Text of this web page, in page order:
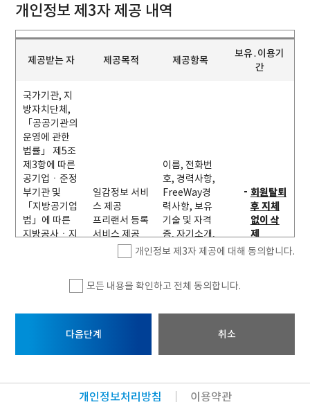
제3항에 의해 변경된 약관은 관련 법령에 특별한 규정 기타 부득
니합니다.
제3항에 따라 공지된 적용일자 이후에 회원이 명시적으로 거부
의사를 표명하지 않을 경우에는 개정된 약관에 동의하는 것으로
청할 수 있습니다. 제3항의 조치에도 불구하고 약관의 개정 사실
을 알지 못함으로써 발생하는 회원의 피해에 대하여 경기도는 책
임을 지지 않습니다.
본 약관에서 정하지 아니한 사항과 본 약관의 해석에 관하여는
「정보통신망 이용촉진 및 정보보호 등에 관한 법률」, 「경기
도 프리랜서 지원 조례」 등 관련 법령에 따릅니다.
제 4 조 (서비스의 중단 및 정보의 저장과 사용)
경기도는 천재지변 또는 이에 준하는 불가항력, 컴퓨터 등 정보
통신설비의 보수점검·교체, 고장, 통신의 두절 등의 사유가 발생
한 경우에는 서비스의 제공을 일시적으로 중단할 수 있습니다.
서비스 종목의 전환, 서비스의 종료 또는 포기 등의 이유로 서비
스를 제공할 수 없게 되는 경우에는 경기도는 제7조에 정한 방법
회원은 프리웨이에 보관되거나 전송된 게시물 등의 내용이 국가
보관되지 못하였거나 삭제된 경우, 전송되지 못한 경우 및 기타
통신 데이터의 손실이 있을 경우에 경기도는 관련 책임을 부담하
지 아니합니다.
회원가입을 희망하는 자는 경기도가 정한 가입양식에 따라 회원
정보를 기입한 후 본 약관에 동의한다는 의사표시를 함으로써 회
본인확인 정보(이름,
사명, 휴대전화번호,
중복가입확인정보
본인인증 시 회원 본
(만14세 미만)
본인인증 후
제
이름, 휴대전화번호,
상담내용, 증빙자료
전화번호, 경력사항,
FreeWay경력사항,
보유기술 및 자격증,
자기소개, 사진, 포트
폴리오
일감정보 서비스 제
프리랜서 등록 서비
스 제공
터 5년 보관
후 파기
※ 위의 개인정보 수집‧이용에 대한 동의를 거부할 권리가 있습니다.
서비스 이용에 제한이 있습니다.
개인정보 제3자 제공 내역
제공받는 자 제공목적 제공항목
보유․이용기
간
국가기관, 지
방자치단체,
「공공기관의
운영에 관한
법률」 제5조
제3항에 따른
공기업ㆍ준정
부기관 및
「지방공기업
법」에 따른
지방공사ㆍ지
의 운영에 관
에 따른 출자
ㆍ출연 기관
일감정보 서비
스 제공
프리랜서 등록
서비스 제공
이름, 전화번
호, 경력사항,
FreeWay경
력사항, 보유
기술 및 자격
증, 자기소개,
사진, 포트폴
회원탈퇴
후 지체
없이 삭
제
그러나 동의를 거부할 경우 “일감정보”, “프리랜서 등록”, “법률상담”
서비스 이용에 제한이 있습니다.
개인정보 제3자 제공에 대해 동의합니다.
모든 내용을 확인하고 전체 동의합니다.
다음단계 취소
개인정보처리방침 이용약관